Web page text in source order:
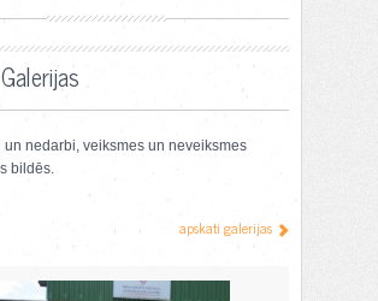
Galerijas
un nedarbi, veiksmes un neveiksmes
bildēs.
apskati galerijas